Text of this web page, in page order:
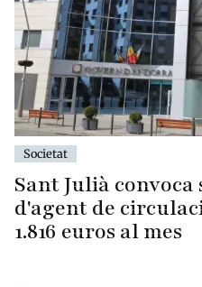
Societat
Sant Julià convoca
d'agent de
1.816 euros al mes